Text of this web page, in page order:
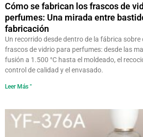
Cómo se fabrican los frascos de
perfumes: Una mirada entre
fabricación
Un recorrido desde dentro de la fábrica
frascos de vidrio para perfumes: desde las
fusión a 1.500 °C hasta el moldeado, el
control de calidad y el envasado.
Leer Más "